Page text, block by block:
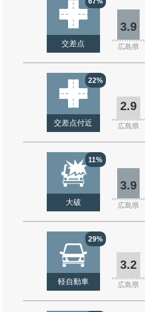
交差点
3.9
広島県
22%
交差点付近
2.9
広島県
11%
大破
3.9
広島県
29%
軽自動車
3.2
広島県